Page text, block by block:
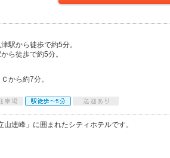
駅から徒歩で約5分。
ら徒歩で約5分。
から約7分。
連峰」に囲まれたシティホテルです。